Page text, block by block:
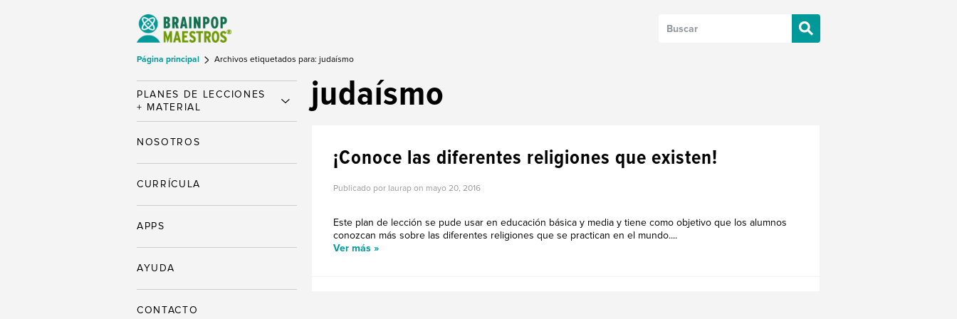
Página principal Archivos etiquetados para: judaísmo
judaísmo
¡Conoce las diferentes religiones que existen!
Publicado por laurap on mayo 20, 2016
Este plan de lección se pude usar en educación básica y media y tiene como objetivo que los alumnos
conozcan más sobre las diferentes religiones que se practican en el mundo....
Ver más »
PLANES DE LECCIONES
+ MATERIAL
NOSOTROS
CURRÍCULA
APPS
AYUDA
CONTACTO